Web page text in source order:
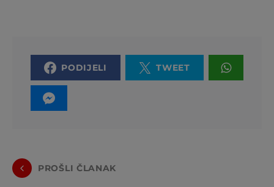
PODIJELI TWEET
PROŠLI ČLANAK